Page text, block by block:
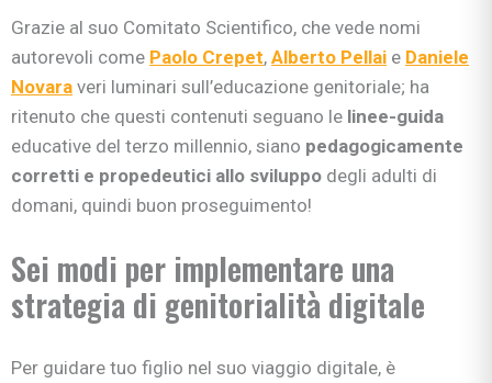
Grazie al suo Comitato Scientifico, che vede nomi
autorevoli come Paolo Crepet, Alberto Pellai e Daniele
Novara veri luminari sull’educazione genitoriale; ha
ritenuto che questi contenuti seguano le linee-guida
educative del terzo millennio, siano pedagogicamente
corretti e propedeutici allo sviluppo degli adulti di
domani, quindi buon proseguimento!
Sei modi per implementare una
strategia di genitorialità digitale
Per guidare tuo figlio nel suo viaggio digitale, è